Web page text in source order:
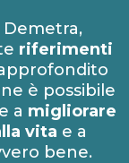
Demetra,
riferimenti
è possibile
e a migliorare
vita e a
bene.